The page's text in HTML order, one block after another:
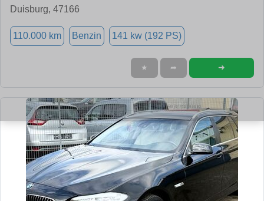
Duisburg, 47166
110.000 km Benzin 141 kw (192 PS)
★ ➦ ➜